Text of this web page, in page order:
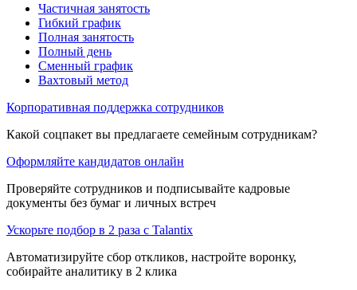
Частичная занятость
Гибкий график
Полная занятость
Полный день
Сменный график
Вахтовый метод
Корпоративная поддержка сотрудников
Какой соцпакет вы предлагаете семейным сотрудникам?
Оформляйте кандидатов онлайн
Проверяйте сотрудников и подписывайте кадровые
документы без бумаг и личных встреч
Ускорьте подбор в 2 раза с Talantix
Автоматизируйте сбор откликов, настройте воронку,
собирайте аналитику в 2 клика